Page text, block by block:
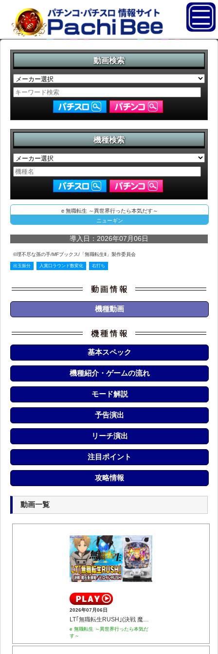
動画検索
機種検索
e 無職転生 ～異世界行ったら本気だす～
ニューギン
導入日：2026年07月06日
©理不尽な孫の手/MFブックス/「無職転生Ⅱ」製作委員会
出玉振分 入賞口ラウンド数変化 右打ち
機種動画
基本スペック
機種紹介・ゲームの流れ
モード解説
予告演出
リーチ演出
注目ポイント
攻略情報
動画一覧
2026年07月06日
LT｢無職転生RUSH｣(決戦 魔石多頭竜／ヒロインRUSH)
e 無職転生 ～異世界行ったら本気だ
す～